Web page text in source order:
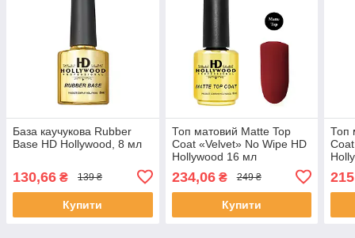
База каучукова Rubber
Base HD Hollywood, 8 мл
130,66 ₴ 139 ₴
Купити
Топ матовий Matte Top
Coat «Velvet» No Wipe HD
Hollywood 16 мл
234,06₴ 249 ₴
Купити
Топ